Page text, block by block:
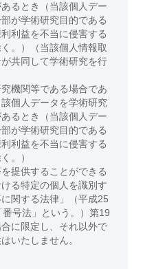
るとき（当該個人デー
が学術研究目的である
利益を不当に侵害する
。）（当該個人情報取
共同して学術研究を行
機関等である場合であ
個人データを学術研究
るとき（当該個人デー
が学術研究目的である
利益を不当に侵害する
。）
提供することができる
る特定の個人を識別す
関する法律」（平成25
号法」という。）第19
に限定し、それ以外で
いたしません。